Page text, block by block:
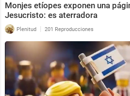
Monjes etíopes exponen una
Jesucristo: es aterradora
Plenitud | 201 Reproducciones